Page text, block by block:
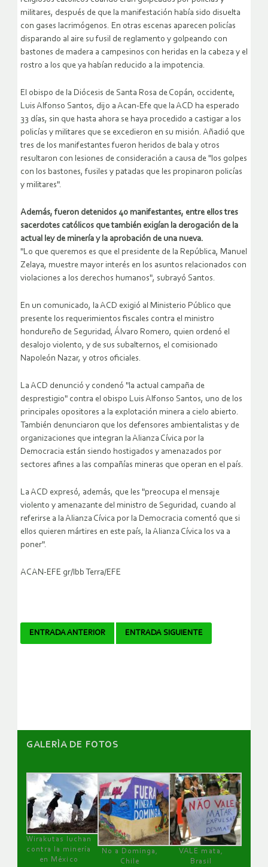
militares, después de que la manifestación había sido disuelta
con gases lacrimógenos. En otras escenas aparecen policías
disparando al aire su fusil de reglamento y golpeando con
bastones de madera a campesinos con heridas en la cabeza y el
rostro a los que ya habían reducido a la impotencia.
El obispo de la Diócesis de Santa Rosa de Copán, occidente,
Luis Alfonso Santos, dijo a Acan-Efe que la ACD ha esperado
33 días, sin que hasta ahora se haya procedido a castigar a los
policías y militares que se excedieron en su misión. Añadió que
tres de los manifestantes fueron heridos de bala y otros
resultaron con lesiones de consideración a causa de "los golpes
con los bastones, fusiles y patadas que les propinaron policías
y militares".
Además, fueron detenidos 40 manifestantes, entre ellos tres
sacerdotes católicos que también exigían la derogación de la
actual ley de minería y la aprobación de una nueva.
"Lo que queremos es que el presidente de la República, Manuel
Zelaya, muestre mayor interés en los asuntos relacionados con
violaciones a los derechos humanos", subrayó Santos.
En un comunicado, la ACD exigió al Ministerio Público que
presente los requerimientos fiscales contra el ministro
hondureño de Seguridad, Álvaro Romero, quien ordenó el
desalojo violento, y de sus subalternos, el comisionado
Napoleón Nazar, y otros oficiales.
La ACD denunció y condenó "la actual campaña de
desprestigio" contra el obispo Luis Alfonso Santos, uno de los
principales opositores a la explotación minera a cielo abierto.
También denunciaron que los defensores ambientalistas y de
organizaciones que integran la Alianza Cívica por la
Democracia están siendo hostigados y amenazados por
sectores afines a las compañías mineras que operan en el país.
La ACD expresó, además, que les "preocupa el mensaje
violento y amenazante del ministro de Seguridad, cuando al
referirse a la Alianza Cívica por la Democracia comentó que si
ellos quieren mártires en este país, la Alianza Cívica los va a
poner".
ACAN-EFE gr/lbb Terra/EFE
Navegador
ENTRADA ANTERIOR ENTRADA SIGUIENTE
GALERÌA DE FOTOS
Wirakutas luchan
contra la minería
en México
No a Dominga,
Chile
VALE mata,
Brasil